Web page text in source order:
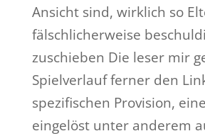
Ansicht sind, wirklich so
fälschlicherweise
zuschieben Die leser mir
Spielverlauf ferner den
spezifischen Provision,
eingelöst unter anderem